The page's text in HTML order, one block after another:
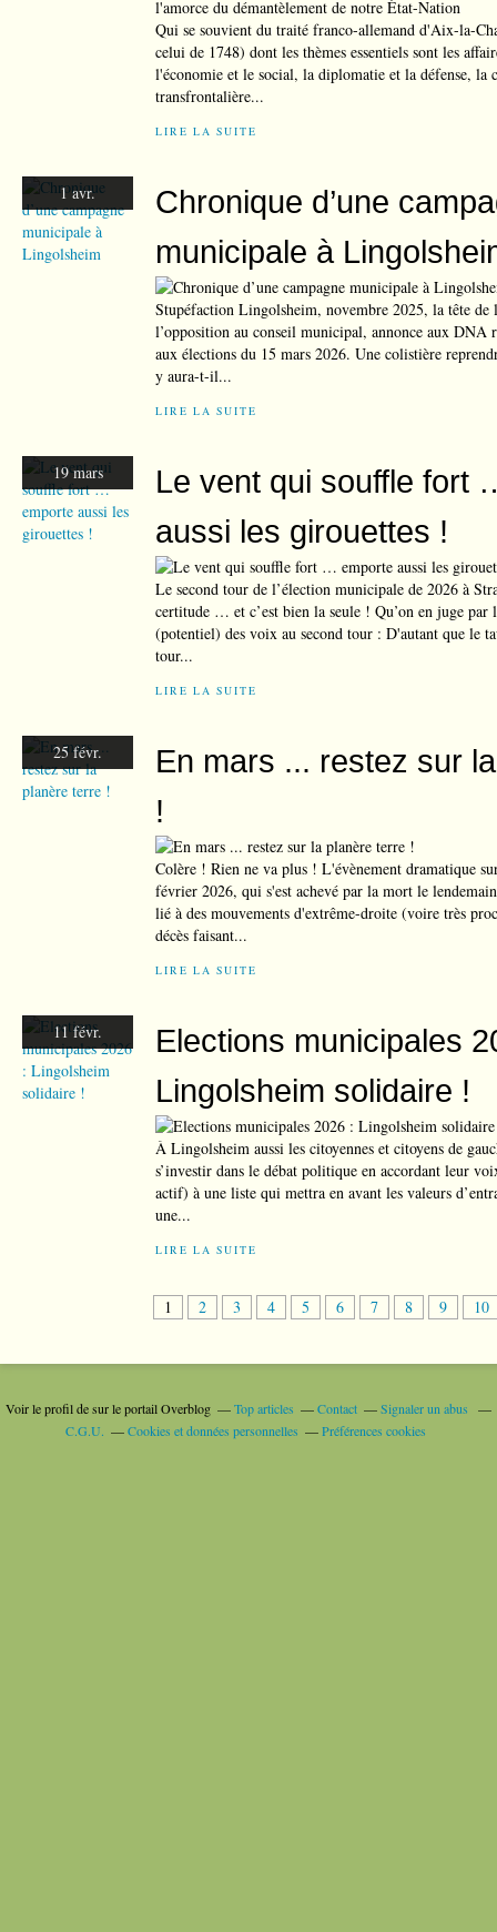
Qui se souvient du traité franco-allemand d'Aix-la-
celui de 1748) dont les thèmes essentiels sont les
l'économie et le social, la diplomatie et la défense, la
transfrontalière...
LIRE LA SUITE
1 avr.
Chronique d’une
municipale à
Stupéfaction Lingolsheim, novembre 2025, la tête de
l’opposition au conseil municipal, annonce aux DNA
aux élections du 15 mars 2026. Une colistière
y aura-t-il...
LIRE LA SUITE
19 mars
Le vent qui souffle fort
aussi les girouettes !
Le second tour de l’élection municipale de 2026 à
certitude … et c’est bien la seule ! Qu’on en juge par
(potentiel) des voix au second tour : D'autant que le
tour...
LIRE LA SUITE
25 févr.
En mars ... restez sur
!
Colère ! Rien ne va plus ! L'évènement dramatique
février 2026, qui s'est achevé par la mort le
lié à des mouvements d'extrême-droite (voire très
décès faisant...
LIRE LA SUITE
11 févr.
Elections municipales
Lingolsheim solidaire !
À Lingolsheim aussi les citoyennes et citoyens de
s’investir dans le débat politique en accordant leur
actif) à une liste qui mettra en avant les valeurs
une...
LIRE LA SUITE
1 2 3 4 5 6 7 8 9 10
Voir le profil desur le portail Overblog Top articles Contact
Signaler un abus
C.G.U.
Cookies et données personnelles Préférences cookies